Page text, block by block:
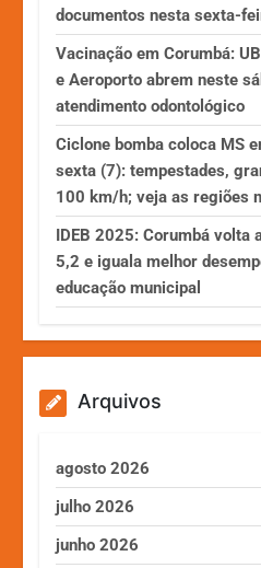
documentos nesta sexta-
Vacinação em Corumbá:
e Aeroporto abrem neste
atendimento odontológico
Ciclone bomba coloca MS
sexta (7): tempestades,
100 km/h; veja as regiões
IDEB 2025: Corumbá volta
5,2 e iguala melhor
educação municipal
Arquivos
agosto 2026
julho 2026
junho 2026